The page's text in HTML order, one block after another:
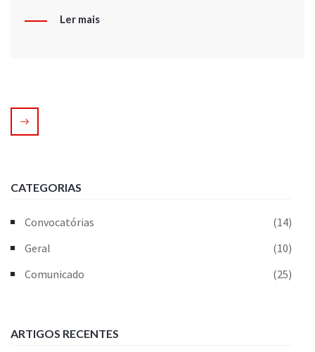
Ler mais
CATEGORIAS
Convocatórias
(14)
Geral
(10)
Comunicado
(25)
ARTIGOS RECENTES